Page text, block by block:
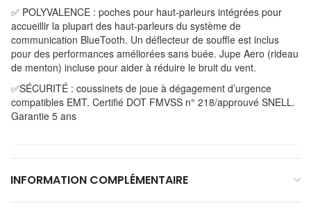
✅ POLYVALENCE : poches pour haut-parleurs intégrées pour
accueillir la plupart des haut-parleurs du système de
communication BlueTooth. Un déflecteur de souffle est inclus
pour des performances améliorées sans buée. Jupe Aero (rideau
de menton) incluse pour aider à réduire le bruit du vent.
✅SÉCURITÉ : coussinets de joue à dégagement d’urgence
compatibles EMT. Certifié DOT FMVSS n° 218/approuvé SNELL.
Garantie 5 ans
INFORMATION COMPLÉMENTAIRE